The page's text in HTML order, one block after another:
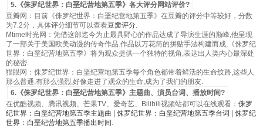
5.《侏罗纪世界：白垩纪营地第五季》各大评分网站评价?
豆瓣网：目前《侏罗纪世界：白垩纪营地第五季》在豆瓣的评分中等较好，分数
为7.2分，具体评分细节可以查看豆瓣评分.
Mtime时光网：凭借这部迄今为止最具野心的作品达成了导演生涯的巅峰,他呈现
了一部关于美国欧美动漫的传奇作品.作品以万花筒的拼贴手法构建而成,《侏罗纪
世界：白垩纪营地第五季》将为观众提供一个独特的视角,表达出人类内心最深处
的秘密.
猫眼网：侏罗纪世界：白垩纪营地第五季每个角色都带着鲜活的生命纹路,这些人
那么普通,有那么强烈,好像走进了观众的生命,成为了我们的朋友.
6.《侏罗纪世界：白垩纪营地第五季》主题曲、演员台词、播放时间?
在优酷视频、腾讯视频、芒果TV、爱奇艺、Bilibili视频站都可以在线观看： 侏罗
纪世界：白垩纪营地第五季主题曲
侏罗纪世界：白垩纪营地第五季台词
侏罗纪
世界：白垩纪营地第五季播出时间 .